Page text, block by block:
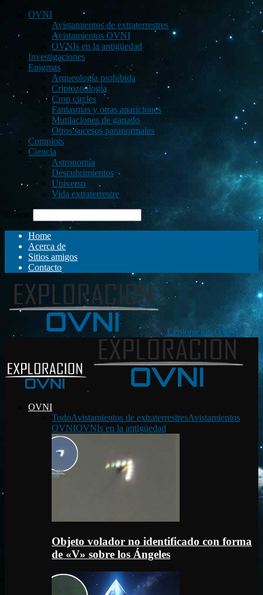
OVNI
Avistamientos de extraterrestres
Avistamientos OVNI
OVNIs en la antigüedad
Investigaciones
Enigmas
Arqueología prohibida
Criptozoología
Crop circles
Fantasmas y otras apariciones
Mutilaciones de ganado
Otros sucesos paranormales
Complots
Ciencia
Astronomía
Descubrimientos
Universo
Vida extraterrestre
Buscar
Home
Acerca de
Sitios amigos
Contacto
Exploración OVNI
OVNI
TodoAvistamientos de extraterrestresAvistamientos
OVNIOVNIs en la antigüedad
Objeto volador no identificado con forma
de «V» sobre los Ángeles